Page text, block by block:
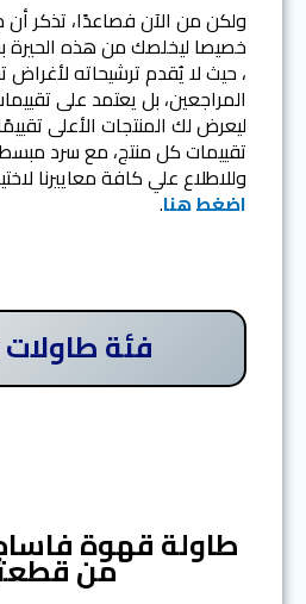
ولكن من الآن فصاعدًا، تذكر
خصيصا ليخلصك من هذه
، حيث لا يُقدم ترشيحاته
المراجعين، بل يعتمد على
ليعرض لك المنتجات الأعلى
تقييمات كل منتج، مع سرد
وللاطلاع علي كافة معاييرنا
اضغط هنا.
فئة
طاولة قهوة
من